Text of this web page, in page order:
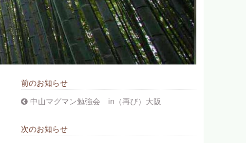
前のお知らせ
中山マグマン勉強会 in（再び）大阪
次のお知らせ